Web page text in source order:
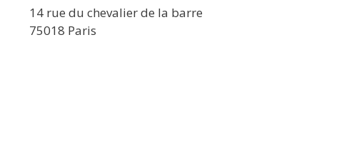
14 rue du chevalier de la barre
75018 Paris